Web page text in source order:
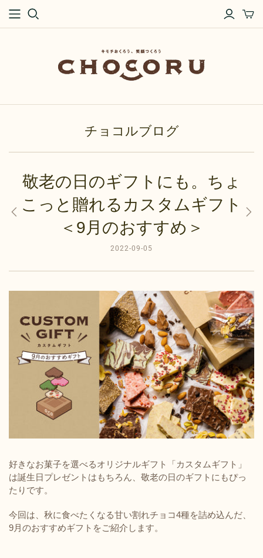
チョコルブログ
敬老の日のギフトにも。ちょ
こっと贈れるカスタムギフト
＜9月のおすすめ＞
2022-09-05
好きなお菓子を選べるオリジナルギフト「カスタムギフト」
は誕生日プレゼントはもちろん、敬老の日のギフトにもぴっ
たりです。
今回は、秋に食べたくなる甘い割れチョコ4種を詰め込んだ、
9月のおすすめギフトをご紹介します。